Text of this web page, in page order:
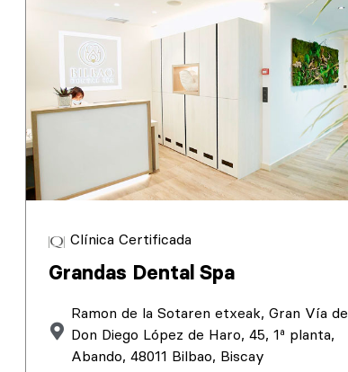
Clínica Certificada
Grandas Dental Spa
Ramon de la Sotaren etxeak, Gran Vía de
Don Diego López de Haro, 45, 1ª planta,
Abando, 48011 Bilbao, Biscay